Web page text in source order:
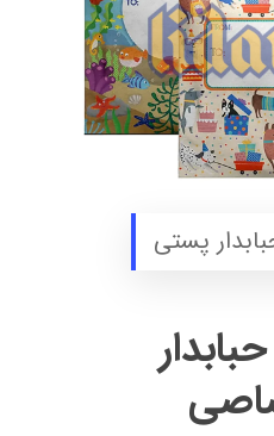
پستی